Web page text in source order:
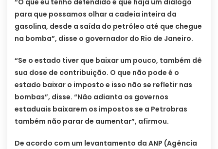
“O que eu tenho defendido é que haja um diálogo
para que possamos olhar a cadeia inteira da
gasolina, desde a saída do petróleo até que chegue
na bomba”, disse o governador do Rio de Janeiro.
“Se o estado tiver que baixar um pouco, também dê
sua dose de contribuição. O que não pode é o
estado baixar o imposto e isso não se refletir nas
bombas”, disse. “Não adianta os governos
estaduais baixarem os impostos se a Petrobras
também não parar de aumentar”, afirmou.
De acordo com um levantamento da ANP (Agência